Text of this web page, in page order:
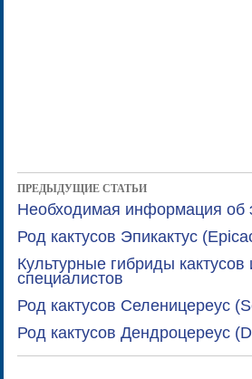
ПРЕДЫДУЩИЕ СТАТЬИ
Необходимая информация об
Род кактусов Эпикактус
Культурные гибриды кактусов
специалистов
Род кактусов Селеницереус
Род кактусов Дендроцереус